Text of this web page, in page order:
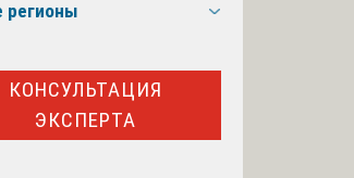
регионы
КОНСУЛЬТАЦИЯ
ЭКСПЕРТА